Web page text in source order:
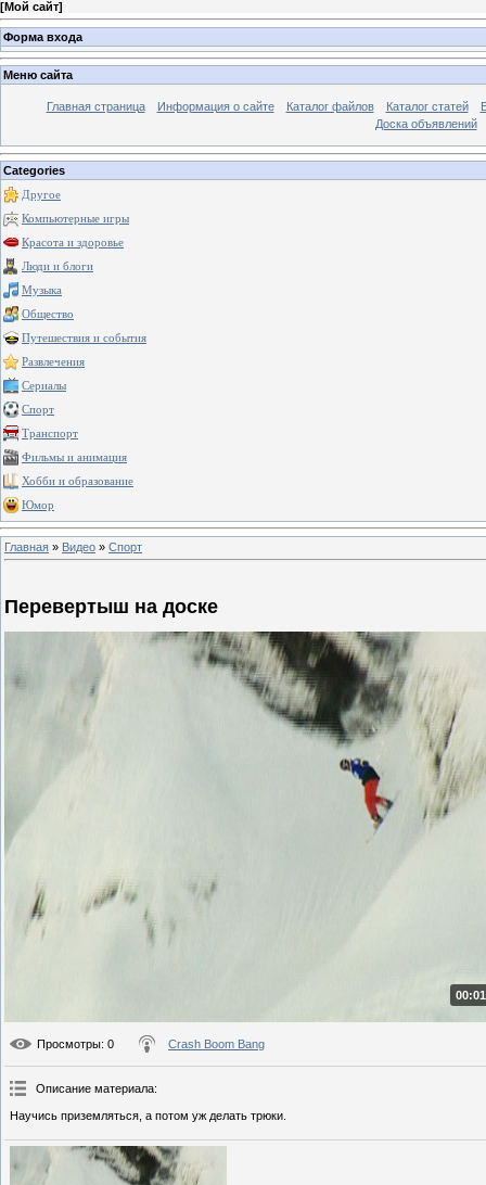
[Мой сайт]
Форма входа
Меню сайта
Главная страница Информация о сайте Каталог файлов Каталог статей
Доска объявлений
Categories
Другое
Компьютерные игры
Красота и здоровье
Люди и блоги
Музыка
Общество
Путешествия и события
Развлечения
Сериалы
Спорт
Транспорт
Фильмы и анимация
Хобби и образование
Юмор
Главная » Видео » Спорт
Перевертыш на доске
Просмотры: 0 Crash Boom Bang
Описание материала:
Научись приземляться, а потом уж делать трюки.